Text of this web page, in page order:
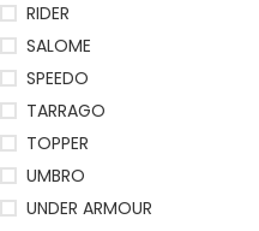
RIDER
SALOME
SPEEDO
TARRAGO
TOPPER
UMBRO
UNDER ARMOUR